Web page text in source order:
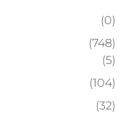
(0)
(748)
(5)
(104)
(32)